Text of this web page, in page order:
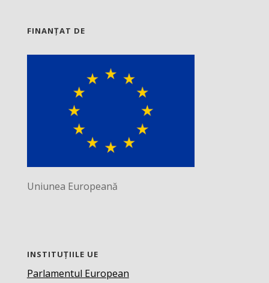
FINANȚAT DE
Uniunea Europeană
INSTITUȚIILE UE
Parlamentul European